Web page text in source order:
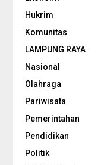
Hukrim
Komunitas
LAMPUNG RAYA
Nasional
Olahraga
Pariwisata
Pemerintahan
Pendidikan
Politik